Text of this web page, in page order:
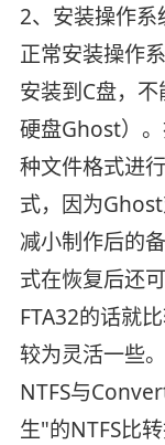
2、安装操作系
正常安装操作
安装到C盘，
硬盘Ghost）
种文件格式进
式，因为
减小制作后的
式在恢复后还
FTA32的话就
较为灵活一些
NTFS与
生"的NTFS比